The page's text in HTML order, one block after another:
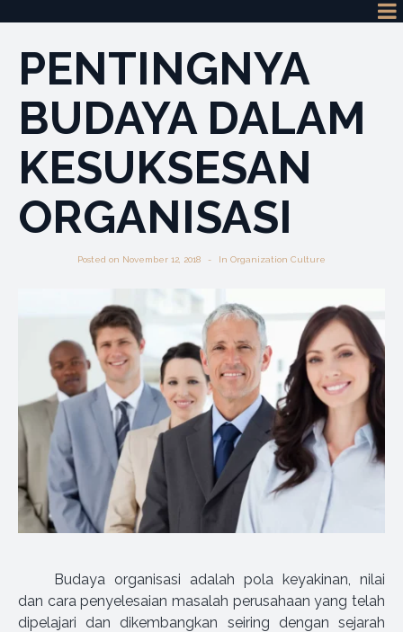
PENTINGNYA
BUDAYA DALAM
KESUKSESAN
ORGANISASI
Posted on November 12, 2018 In Organization Culture
Budaya organisasi adalah pola keyakinan, nilai
dan cara penyelesaian masalah perusahaan yang telah
dipelajari dan dikembangkan seiring dengan sejarah